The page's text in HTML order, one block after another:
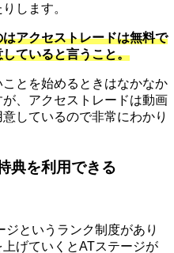
します。
アクセストレードは無料で
ていると言うこと。
とを始めるときはなかなか
、アクセストレードは動画
しているので非常にわかり
典を利用できる
というランク制度があり
げていくとATステージが